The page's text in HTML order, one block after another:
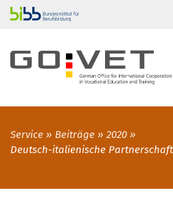
Service Beiträge
2020
Deutsch-italienische